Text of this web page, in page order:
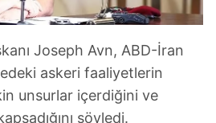
Joseph Avn, ABD-İran
askeri faaliyetlerin
unsurlar içerdiğini ve
söyledi.